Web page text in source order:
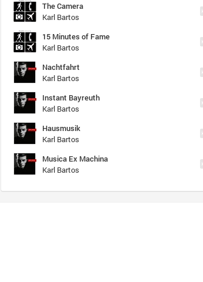
The Camera
Karl Bartos
15 Minutes of Fame
Karl Bartos
Nachtfahrt
Karl Bartos
Instant Bayreuth
Karl Bartos
Hausmusik
Karl Bartos
Musica Ex Machina
Karl Bartos